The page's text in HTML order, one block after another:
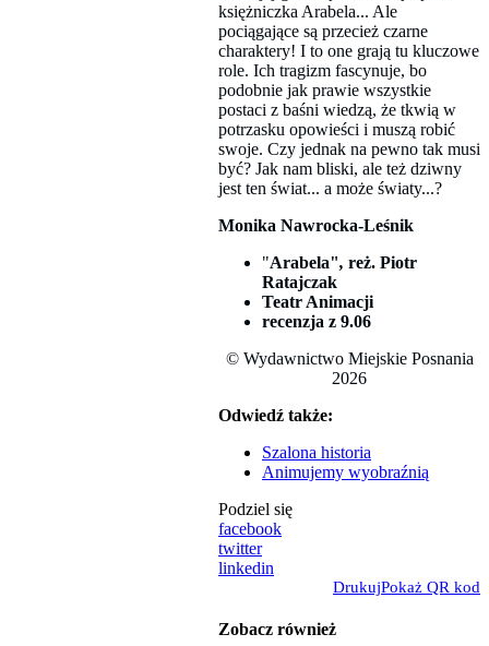
księżniczka Arabela... Ale
pociągające są przecież czarne
charaktery! I to one grają tu kluczowe
role. Ich tragizm fascynuje, bo
podobnie jak prawie wszystkie
postaci z baśni wiedzą, że tkwią w
potrzasku opowieści i muszą robić
swoje. Czy jednak na pewno tak musi
być? Jak nam bliski, ale też dziwny
jest ten świat... a może światy...?
Monika Nawrocka-Leśnik
"Arabela", reż. Piotr
Ratajczak
Teatr Animacji
recenzja z 9.06
© Wydawnictwo Miejskie Posnania
2026
Odwiedź także:
Szalona historia
Animujemy wyobraźnią
Podziel się
facebook
twitter
linkedin
DrukujPokaż QR kod
Zobacz również